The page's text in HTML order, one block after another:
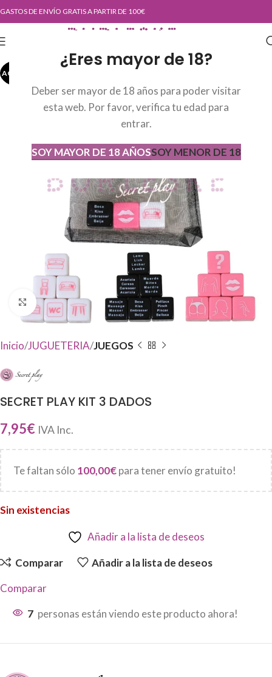
¿Eres mayor de 18?
Deber ser mayor de 18 años para poder visitar
esta web. Por favor, verifica tu edad para
entrar.
SOY MAYOR DE 18 AÑOSSOY MENOR DE 18
GASTOS DE ENVÍO GRATIS A PARTIR DE 100€
AGOT
Haga Click para agrandar
AGOTADO
Inicio JUGUETERIA JUEGOS
SECRET PLAY KIT 3 DADOS
7,95€ IVA Inc.
Te faltan sólo 100,00€para tener envío gratuito!
Sin existencias
Añadir a la lista de deseos
Comparar Añadir a la lista de deseos
Comparar
7 personas están viendo este producto ahora!